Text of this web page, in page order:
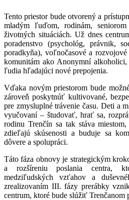
Tento priestor bude otvorený a
mladým ľuďom, rodinám,
životných situáciách. Už dnes
poradenstvo (psychológ, právnik,
poradkyňa), voľnočasové a
komunitám ako Anonymní
ľudia hľadajúci nové prepojenia.
Vďaka novým priestorom bude
zároveň poskytnúť kultivované,
pre zmysluplné trávenie času. Deti a
vyučovaní – študovať, hrať sa,
rodinu Trenčín sa tak stáva miestom,
zdieľajú skúsenosti a buduje sa
dôvere a spolupráci.
Táto fáza obnovy je strategickým
a rozšíreniu poslania centra,
medziľudských vzťahov a
zrealizovaním III. fázy prerábky
centrum, ktoré bude slúžiť Trenčanom